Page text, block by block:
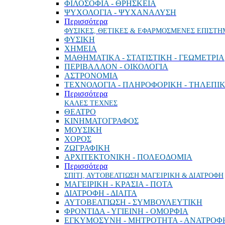
ΦΙΛΟΣΟΦΙΑ - ΘΡΗΣΚΕΙΑ
ΨΥΧΟΛΟΓΙΑ - ΨΥΧΑΝΑΛΥΣΗ
Περισσότερα
ΦΥΣΙΚΕΣ, ΘΕΤΙΚΕΣ & ΕΦΑΡΜΟΣΜΕΝΕΣ
ΦΥΣΙΚΗ
ΧΗΜΕΙΑ
ΜΑΘΗΜΑΤΙΚΑ - ΣΤΑΤΙΣΤΙΚΗ - ΓΕΩΜΕΤΡΙΑ
ΠΕΡΙΒΑΛΛΟΝ - ΟΙΚΟΛΟΓΙΑ
ΑΣΤΡΟΝΟΜΙΑ
ΤΕΧΝΟΛΟΓΙΑ - ΠΛΗΡΟΦΟΡΙΚΗ -
Περισσότερα
ΚΑΛΕΣ ΤΕΧΝΕΣ
ΘΕΑΤΡΟ
ΚΙΝΗΜΑΤΟΓΡΑΦΟΣ
ΜΟΥΣΙΚΗ
ΧΟΡΟΣ
ΖΩΓΡΑΦΙΚΗ
ΑΡΧΙΤΕΚΤΟΝΙΚΗ - ΠΟΛΕΟΔΟΜΙΑ
Περισσότερα
ΣΠΙΤΙ, ΑΥΤΟΒΕΛΤΙΩΣΗ ΜΑΓΕΙΡΙΚΗ & ΔΙΑΤΡΟΦΗ
ΜΑΓΕΙΡΙΚΗ - ΚΡΑΣΙΑ - ΠΟΤΑ
ΔΙΑΤΡΟΦΗ - ΔΙΑΙΤΑ
ΑΥΤΟΒΕΛΤΙΩΣΗ - ΣΥΜΒΟΥΛΕΥΤΙΚΗ
ΦΡΟΝΤΙΔΑ - ΥΓΙΕΙΝΗ - ΟΜΟΡΦΙΑ
ΕΓΚΥΜΟΣΥΝΗ - ΜΗΤΡΟΤΗΤΑ -